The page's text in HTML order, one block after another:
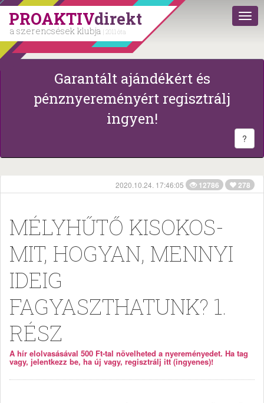
PROAKTIVdirekt
a szerencsések klubja | 2011 óta
Garantált ajándékért és
pénznyereményért regisztrálj
ingyen!
?
2020.10.24. 17:46:05 12786 278
MÉLYHŰTŐ KISOKOS-
MIT, HOGYAN, MENNYI
IDEIG
FAGYASZTHATUNK? 1.
RÉSZ
A hír elolvasásával 500 Ft-tal növelheted a nyereményedet. Ha tag
vagy, jelentkezz be, ha új vagy, regisztrálj itt (ingyenes)!